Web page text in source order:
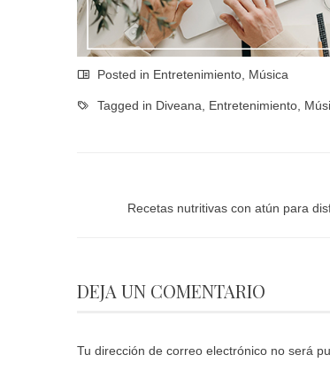
Posted in Entretenimiento Música
Tagged in Diveana Entretenimiento
Recetas nutritivas con atún para
DEJA UN COMENTARIO
Tu dirección de correo electrónico no será